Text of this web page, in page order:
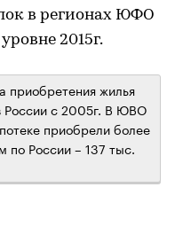
в регионах ЮФО
2015г.
приобретения жилья
России с 2005г. В ЮВО
приобрели более
по России – 137 тыс.